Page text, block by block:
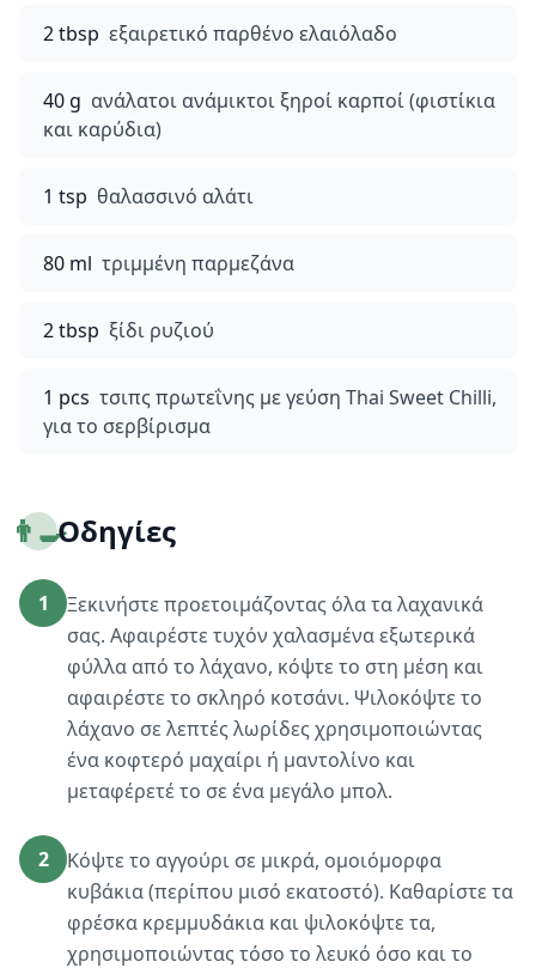
2 tbsp εξαιρετικό παρθένο ελαιόλαδο
40 g ανάλατοι ανάμικτοι ξηροί καρποί (φιστίκια
και καρύδια)
1 tsp θαλασσινό αλάτι
80 ml τριμμένη παρμεζάνα
2 tbsp ξίδι ρυζιού
1 pcs τσιπς πρωτεΐνης με γεύση Thai Sweet Chilli,
για το σερβίρισμα
👨‍🍳Οδηγίες
1
Ξεκινήστε προετοιμάζοντας όλα τα λαχανικά
σας. Αφαιρέστε τυχόν χαλασμένα εξωτερικά
φύλλα από το λάχανο, κόψτε το στη μέση και
αφαιρέστε το σκληρό κοτσάνι. Ψιλοκόψτε το
λάχανο σε λεπτές λωρίδες χρησιμοποιώντας
ένα κοφτερό μαχαίρι ή μαντολίνο και
μεταφέρετέ το σε ένα μεγάλο μπολ.
2
Κόψτε το αγγούρι σε μικρά, ομοιόμορφα
κυβάκια (περίπου μισό εκατοστό). Καθαρίστε τα
φρέσκα κρεμμυδάκια και ψιλοκόψτε τα,
χρησιμοποιώντας τόσο το λευκό όσο και το